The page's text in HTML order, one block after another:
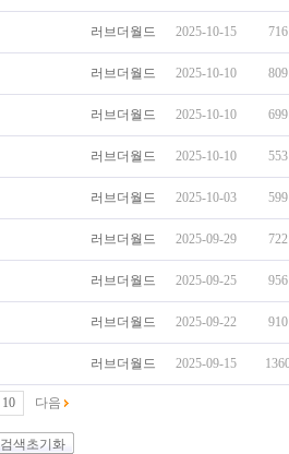
러브더월드 2025-10-15 716
러브더월드 2025-10-10 809
러브더월드 2025-10-10 699
러브더월드 2025-10-10 553
러브더월드 2025-10-03 599
러브더월드 2025-09-29 722
러브더월드 2025-09-25 956
러브더월드 2025-09-22 910
러브더월드 2025-09-15
10 다음
검색초기화